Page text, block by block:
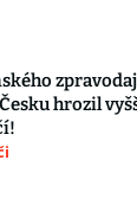
hrozil